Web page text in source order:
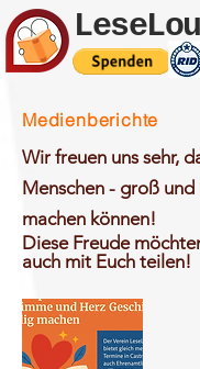
Medienberichte
Wir freuen uns sehr,
Menschen - groß
machen können!
Diese Freude
auch mit Euch teilen!